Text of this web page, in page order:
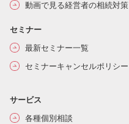
動画で見る経営者の相続対策
セミナー
最新セミナー一覧
セミナーキャンセルポリシー
サービス
各種個別相談